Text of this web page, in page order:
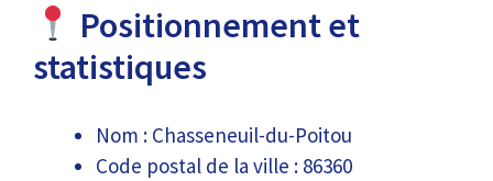
Positionnement et
statistiques
Nom : Chasseneuil-du-Poitou
Code postal de la ville : 86360